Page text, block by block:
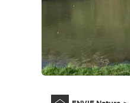
MA SÉLECTION
FR